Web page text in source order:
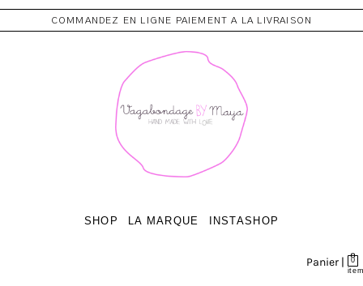
COMMANDEZ EN LIGNE PAIEMENT A LA LIVRAISON
SHOP LA MARQUE INSTASHOP
0
Panier |